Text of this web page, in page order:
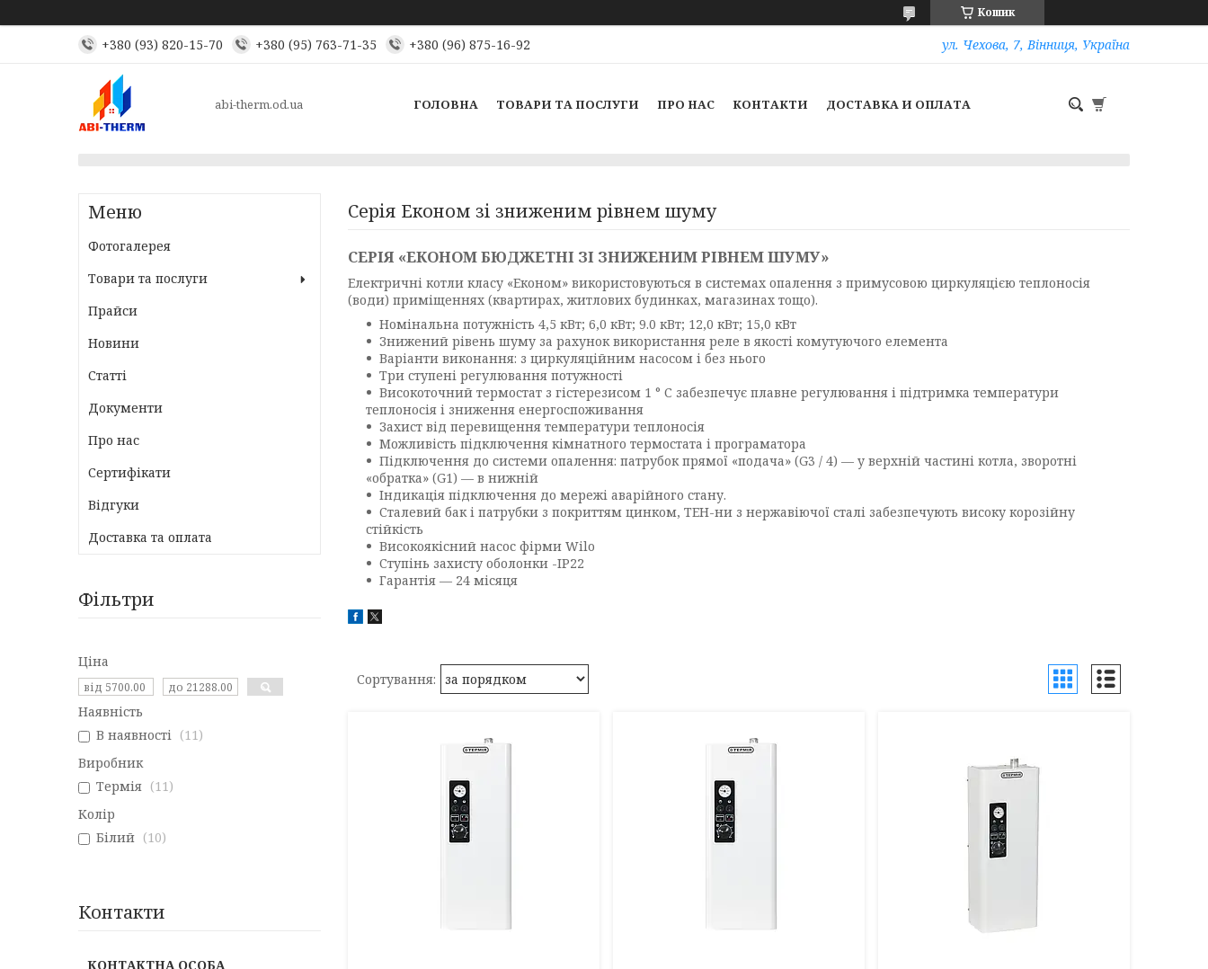
Кошик
+380 (93) 820-15-70 +380 (95) 763-71-35 +380 (96) 875-16-92 ул. Чехова, 7, Вінниця, Україна
abi-therm.od.ua ГОЛОВНА ТОВАРИ ТА ПОСЛУГИ ПРО НАС КОНТАКТИ ДОСТАВКА И ОПЛАТА
Серія Економ зі зниженим рівнем шуму
СЕРІЯ «ЕКОНОМ БЮДЖЕТНІ ЗІ ЗНИЖЕНИМ РІВНЕМ ШУМУ»
Електричні котли класу «Економ» використовуються в системах опалення з примусовою циркуляцією теплоносія
(води) приміщеннях (квартирах, житлових будинках, магазинах тощо).
Номінальна потужність 4,5 кВт; 6,0 кВт; 9.0 кВт; 12,0 кВт; 15,0 кВт
Знижений рівень шуму за рахунок використання реле в якості комутуючого елемента
Варіанти виконання: з циркуляційним насосом і без нього
Три ступені регулювання потужності
Високоточний термостат з гістерезисом 1 ° С забезпечує плавне регулювання і підтримка температури
теплоносія і зниження енергоспоживання
Захист від перевищення температури теплоносія
Можливість підключення кімнатного термостата і програматора
Підключення до системи опалення: патрубок прямої «подача» (G3 / 4) — у верхній частині котла, зворотні
«обратка» (G1) — в нижній
Індикація підключення до мережі аварійного стану.
Сталевий бак і патрубки з покриттям цинком, ТЕН-ни з нержавіючої сталі забезпечують високу корозійну
стійкість
Високоякісний насос фірми Wilo
Ступінь захисту оболонки -ІР22
Гарантія — 24 місяця
Фотогалерея
Товари та послуги
Прайси
Новини
Статті
Документи
Про нас
Сертифікати
Відгуки
Доставка та оплата
Фільтри
Ціна
Наявність
В наявності
11
Виробник
Термія
11
Колір
Білий
10
Контакти